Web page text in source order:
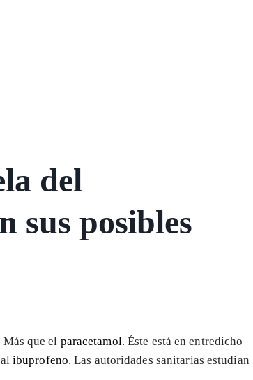
del
sus posibles
Más que el paracetamol. Éste está en entredicho
ibuprofeno. Las autoridades sanitarias estudian